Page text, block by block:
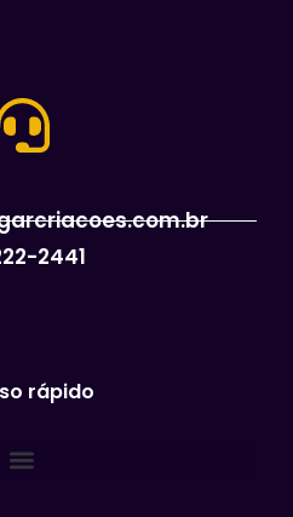
2441
rápido